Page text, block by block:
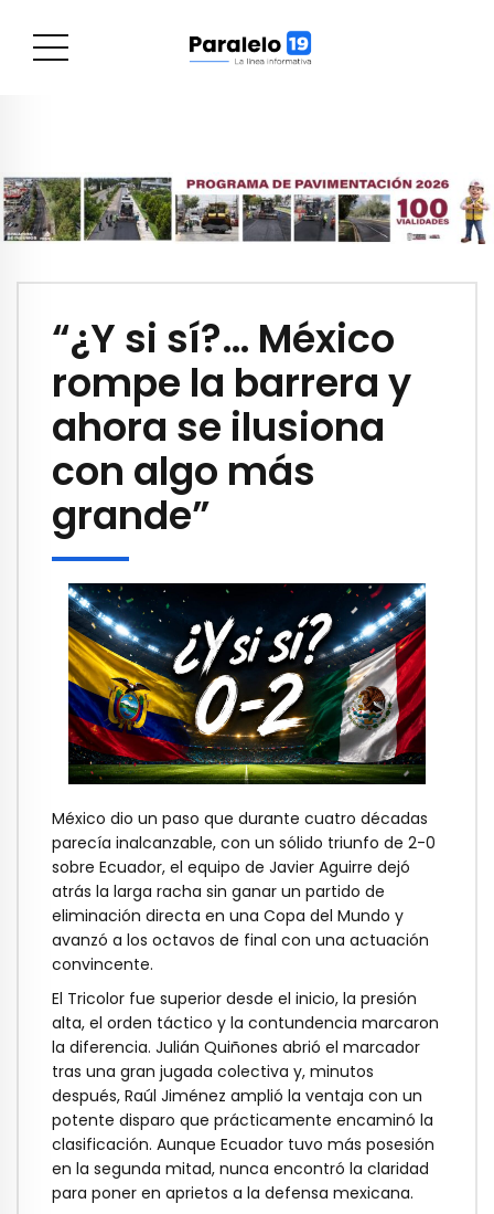
“¿Y si sí?… México
rompe la barrera y
ahora se ilusiona
con algo más
grande”
México dio un paso que durante cuatro décadas
parecía inalcanzable, con un sólido triunfo de 2-0
sobre Ecuador, el equipo de Javier Aguirre dejó
atrás la larga racha sin ganar un partido de
eliminación directa en una Copa del Mundo y
avanzó a los octavos de final con una actuación
convincente.
El Tricolor fue superior desde el inicio, la presión
alta, el orden táctico y la contundencia marcaron
la diferencia. Julián Quiñones abrió el marcador
tras una gran jugada colectiva y, minutos
después, Raúl Jiménez amplió la ventaja con un
potente disparo que prácticamente encaminó la
clasificación. Aunque Ecuador tuvo más posesión
en la segunda mitad, nunca encontró la claridad
para poner en aprietos a la defensa mexicana.